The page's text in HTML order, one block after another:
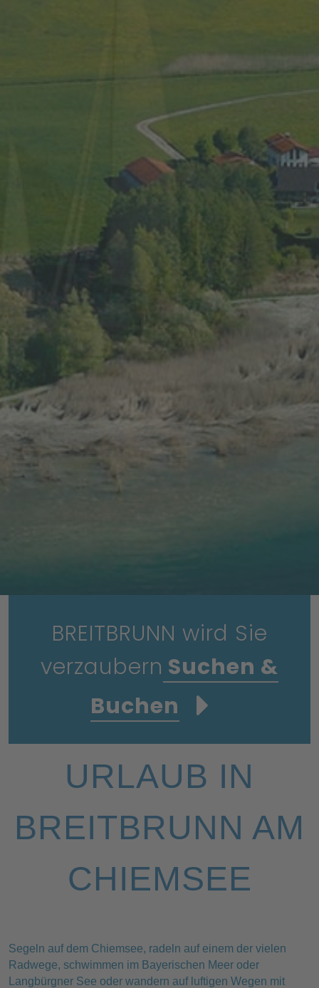
BREITBRUNN wird Sie
verzaubern Suchen &
Buchen
URLAUB IN
BREITBRUNN AM
CHIEMSEE
Segeln auf dem Chiemsee, radeln auf einem der vielen
Radwege, schwimmen im Bayerischen Meer oder
Langbürgner See oder wandern auf luftigen Wegen mit